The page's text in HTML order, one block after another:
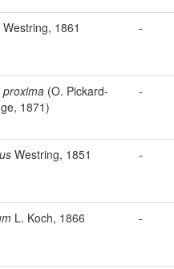
Westring, 1861 -
(O. Pickard-
1871)
-
Westring, 1851 -
L. Koch, 1866 -